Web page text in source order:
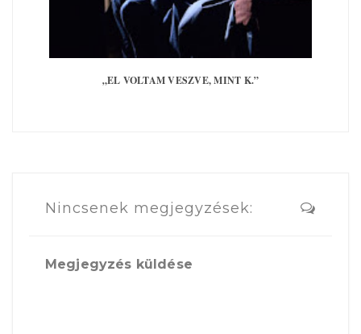
„EL VOLTAM VESZVE, MINT K.”
Nincsenek megjegyzések:
Megjegyzés küldése
Kövess minket Facebookon is!
Bezárom